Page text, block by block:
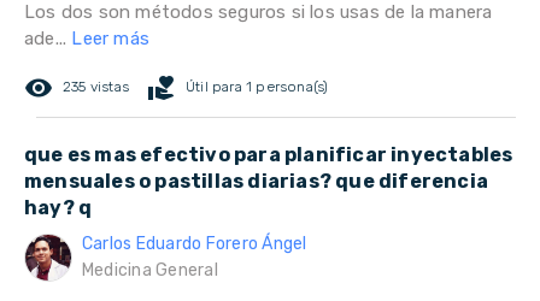
Los dos son métodos seguros si los usas de la manera
ade... Leer más
remove_red_eye 235 vistas volunteer_activism Útil para 1 persona(s)
que es mas efectivo para planificar inyectables
mensuales o pastillas diarias? que diferencia
hay? q
Carlos Eduardo Forero Ángel
Medicina General